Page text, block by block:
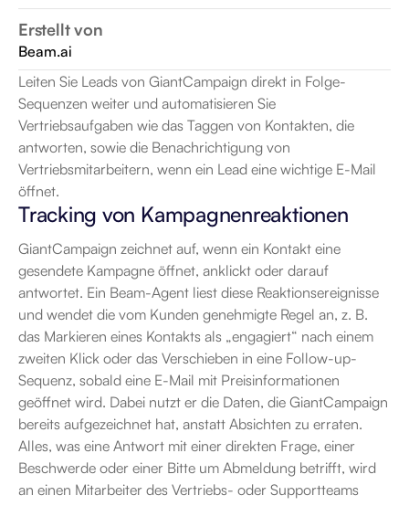
Erstellt von
Beam.ai
Leiten Sie Leads von GiantCampaign direkt in Folge-
Sequenzen weiter und automatisieren Sie
Vertriebsaufgaben wie das Taggen von Kontakten, die
antworten, sowie die Benachrichtigung von
Vertriebsmitarbeitern, wenn ein Lead eine wichtige E-Mail
öffnet.
Tracking von Kampagnenreaktionen
GiantCampaign zeichnet auf, wenn ein Kontakt eine
gesendete Kampagne öffnet, anklickt oder darauf
antwortet. Ein Beam-Agent liest diese Reaktionsereignisse
und wendet die vom Kunden genehmigte Regel an, z. B.
das Markieren eines Kontakts als „engagiert“ nach einem
zweiten Klick oder das Verschieben in eine Follow-up-
Sequenz, sobald eine E-Mail mit Preisinformationen
geöffnet wird. Dabei nutzt er die Daten, die GiantCampaign
bereits aufgezeichnet hat, anstatt Absichten zu erraten.
Alles, was eine Antwort mit einer direkten Frage, einer
Beschwerde oder einer Bitte um Abmeldung betrifft, wird
an einen Mitarbeiter des Vertriebs- oder Supportteams